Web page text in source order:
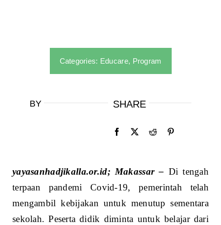
Categories: Educare, Program
BY SHARE
yayasanhadjikalla.or.id; Makassar – Di tengah
terpaan pandemi Covid-19, pemerintah telah
mengambil kebijakan untuk menutup sementara
sekolah. Peserta didik diminta untuk belajar dari